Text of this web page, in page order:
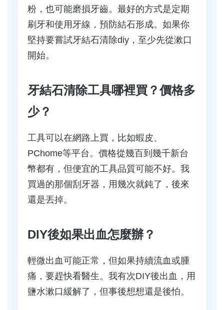
粉，也可能磨損牙齒。最好的方式是定期
刷牙和使用牙線，預防結石形成。如果你
堅持要嘗試牙結石清除diy，至少先從漱口
開始。
牙結石清除工具哪裡買？價格多
少？
工具可以在網路上買，比如蝦皮、
PChome等平台。價格從幾百到幾千新台
幣都有，但便宜的工具品質可能不好。我
買過的那個刮牙器，用幾次就鈍了，後來
還是丟掉。
DIY後如果出血怎麼辦？
輕微出血可能正常，但如果持續流血或腫
痛，要趕快看醫生。我有次DIY後出血，用
鹽水漱口緩解了，但事後想想還是後怕。